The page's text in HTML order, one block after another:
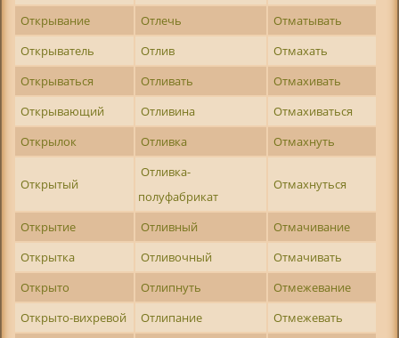
Открывание
Отлечь
Отматывать
Открыватель
Отлив
Отмахать
Открываться
Отливать
Отмахивать
Открывающий
Отливина
Отмахиваться
Открылок
Отливка Отмахнуть
Открытый
Отливка-
полуфабрикат
Отмахнуться
Открытие Отливный
Отмачивание
Открытка
Отливочный
Отмачивать
Открыто
Отлипнуть
Отмежевание
Открыто-вихревой
Отлипание
Отмежевать